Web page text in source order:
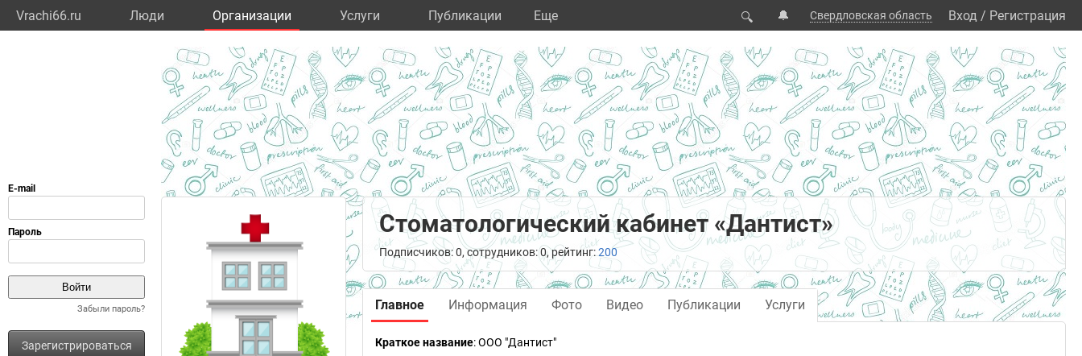
Vrachi66.ru Люди Организации Услуги Публикации Eще 🔍 🔔 Свердловская область Вход / Регистрация
Забыли пароль?
Зарегистрироваться
Стоматологический кабинет «Дантист»
Подписчиков: 0, сотрудников: 0, рейтинг:200
Главное Информация Фото Видео Публикации Услуги
Краткое название:ООО "Дантист"